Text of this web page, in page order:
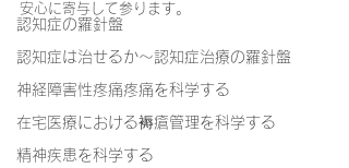
認知症の羅針盤
認知症は治せるか～認知症治療の羅針盤
神経障害性疼痛疼痛を科学する
在宅医療における褥瘡管理を科学する
精神疾患を科学する
安心に寄与して参ります。